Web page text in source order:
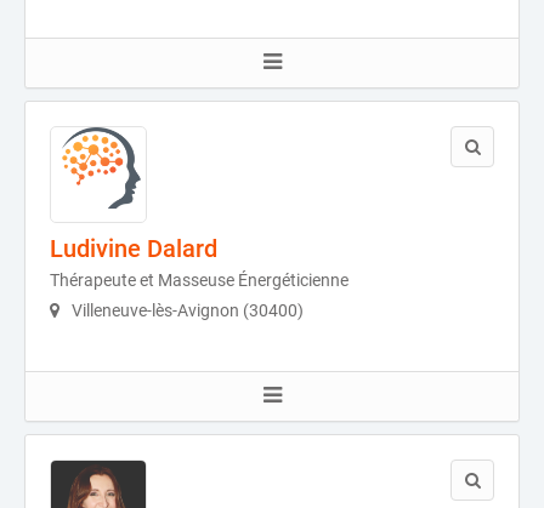
Ludivine Dalard
Thérapeute et Masseuse Énergéticienne
Villeneuve-lès-Avignon (30400)